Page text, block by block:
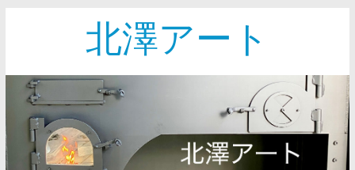
北澤アート